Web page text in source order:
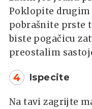
Poklopite
pobrašnite prste
biste pogačicu
preostalim
4 Ispecite
Na tavi zagrijte